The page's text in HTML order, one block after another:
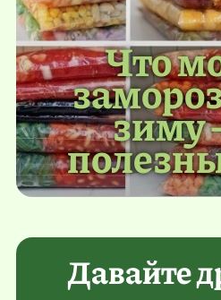
Что
зиму
Давайте